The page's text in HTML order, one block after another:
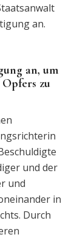
an.
an, um
zu
und der
und
in
Durch